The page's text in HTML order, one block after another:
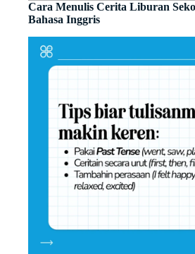
Cara Menulis Cerita Liburan
Bahasa Inggris